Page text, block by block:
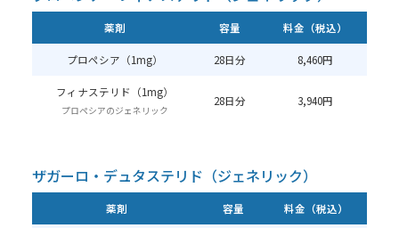
薬剤 容量 料金（税込）
プロペシア（1mg） 28日分 8,460円
フィナステリド（1mg）
プロペシアのジェネリック
28日分 3,940円
ザガーロ・デュタステリド（ジェネリック）
薬剤 容量 料金（税込）